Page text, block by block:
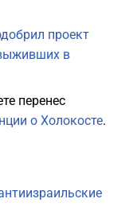
проект
в
перенес
о Холокосте.